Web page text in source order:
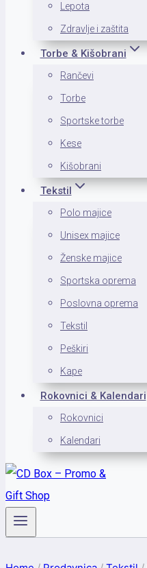
Lepota
Zdravlje i zaštita
Torbe & Kišobrani
Rančevi
Torbe
Sportske torbe
Kese
Kišobrani
Tekstil
Polo majice
Unisex majice
Ženske majice
Sportska oprema
Poslovna oprema
Tekstil
Peškiri
Kape
Rokovnici & Kalendari
Rokovnici
Kalendari